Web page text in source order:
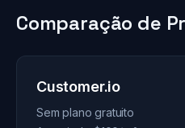
Comparação de
Customer.io
Sem plano gratuito